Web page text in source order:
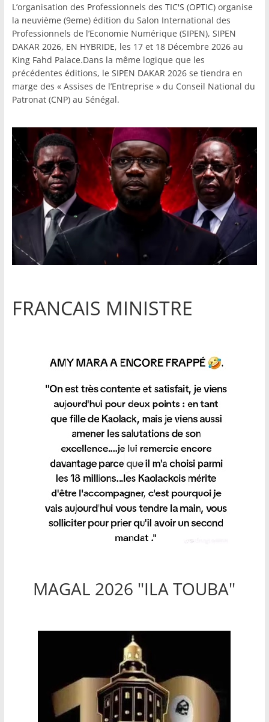
L’organisation des Professionnels des TIC'S (OPTIC) organise
la neuvième (9eme) édition du Salon International des
Professionnels de l’Economie Numérique (SIPEN), SIPEN
DAKAR 2026, EN HYBRIDE, les 17 et 18 Décembre 2026 au
King Fahd Palace.Dans la même logique que les
précédentes éditions, le SIPEN DAKAR 2026 se tiendra en
marge des « Assises de l’Entreprise » du Conseil National du
Patronat (CNP) au Sénégal.
FRANCAIS MINISTRE
MAGAL 2026 "ILA TOUBA"